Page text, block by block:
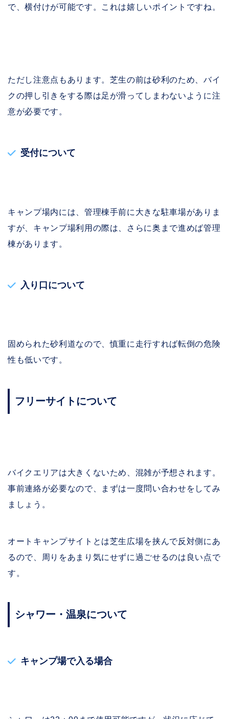
で、横付けが可能です。これは嬉しいポイントですね。
ただし注意点もあります。芝生の前は砂利のため、バイ
クの押し引きをする際は足が滑ってしまわないように注
意が必要です。
受付について
キャンプ場内には、管理棟手前に大きな駐車場がありま
すが、キャンプ場利用の際は、さらに奥まで進めば管理
棟があります。
入り口について
固められた砂利道なので、慎重に走行すれば転倒の危険
性も低いです。
フリーサイトについて
バイクエリアは大きくないため、混雑が予想されます。
事前連絡が必要なので、まずは一度問い合わせをしてみ
ましょう。
オートキャンプサイトとは芝生広場を挟んで反対側にあ
るので、周りをあまり気にせずに過ごせるのは良い点で
す。
シャワー・温泉について
キャンプ場で入る場合